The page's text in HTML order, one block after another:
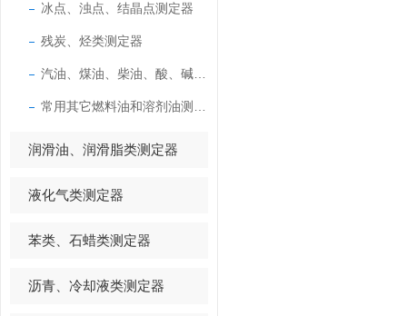
冰点、浊点、结晶点测定器
残炭、烃类测定器
润滑油、润滑脂类测定器
液化气类测定器
苯类、石蜡类测定器
沥青、冷却液类测定器